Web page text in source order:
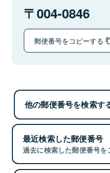
004-0846
郵便番号をコピーする
他の郵便番号を検索す
最近検索した郵便番号
過去に検索した郵便番号を